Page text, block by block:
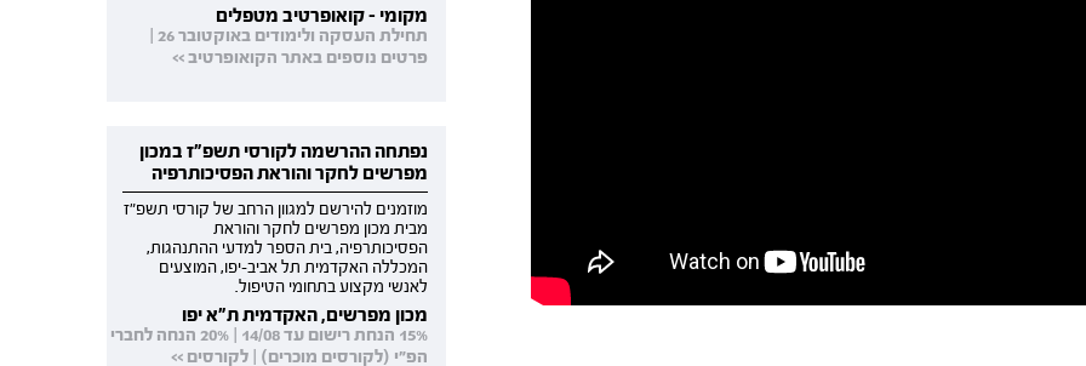
מקומי - קואופרטיב מטפלים
תחילת העסקה ולימודים באוקטובר 26 |
פרטים נוספים באתר הקואופרטיב >>
נפתחה ההרשמה לקורסי תשפ"ז במכון
מפרשים לחקר והוראת הפסיכותרפיה
מוזמנים להירשם למגוון הרחב של קורסי תשפ"ז
מבית מכון מפרשים לחקר והוראת
הפסיכותרפיה, בית הספר למדעי ההתנהגות,
המכללה האקדמית תל אביב-יפו, המוצעים
לאנשי מקצוע בתחומי הטיפול.
מכון מפרשים, האקדמית ת"א יפו
15% הנחת רישום עד 14/08 | 20% הנחה לחברי
הפ"י (לקורסים מוכרים) | לקורסים >>